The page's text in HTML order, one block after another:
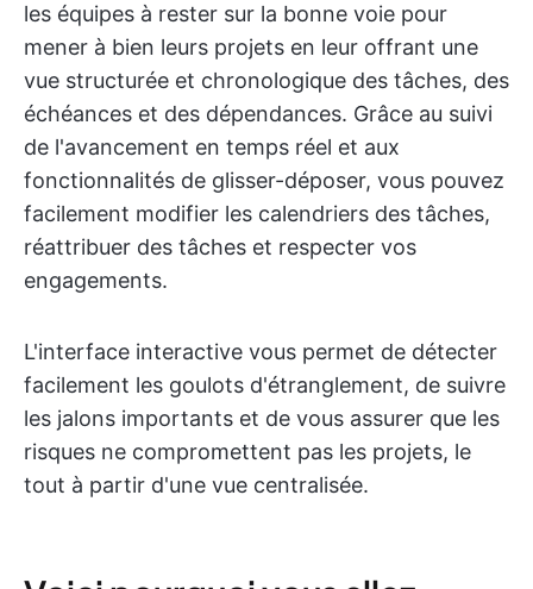
les équipes à rester sur la bonne voie pour
mener à bien leurs projets en leur offrant une
vue structurée et chronologique des tâches, des
échéances et des dépendances. Grâce au suivi
de l'avancement en temps réel et aux
fonctionnalités de glisser-déposer, vous pouvez
facilement modifier les calendriers des tâches,
réattribuer des tâches et respecter vos
engagements.
L'interface interactive vous permet de détecter
facilement les goulots d'étranglement, de suivre
les jalons importants et de vous assurer que les
risques ne compromettent pas les projets, le
tout à partir d'une vue centralisée.